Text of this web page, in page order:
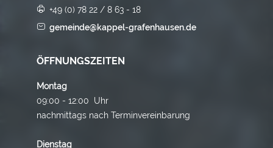
+49 (0) 78 22 / 8 63 - 18
gemeinde@kappel-grafenhausen.de
ÖFFNUNGSZEITEN
Montag
09:00 - 12:00 Uhr
nachmittags nach Terminvereinbarung
Dienstag